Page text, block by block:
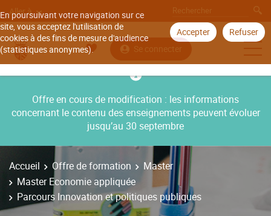
En poursuivant votre navigation sur ce
site, vous acceptez l'utilisation de
cookies à des fins de mesure d'audience
(statistiques anonymes).
Accepter Refuser
Aller à
Se connecter
Offre en cours de modification : les informations
concernant le contenu des enseignements peuvent évoluer
jusqu’au 30 septembre
Accueil Offre de formation
Master
Master Economie appliquée
Parcours Innovation et politiques publiques